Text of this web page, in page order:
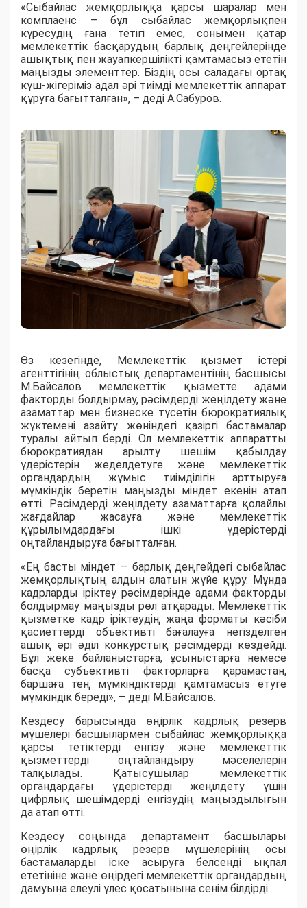
«Сыбайлас жемқорлыққа қарсы шаралар мен
комплаенс – бұл сыбайлас жемқорлықпен
күресудің ғана тетігі емес, сонымен қатар
мемлекеттік басқарудың барлық деңгейлерінде
ашықтық пен жауапкершілікті қамтамасыз ететін
маңызды элементтер. Біздің осы саладағы ортақ
күш-жігеріміз адал әрі тиімді мемлекеттік аппарат
құруға бағытталған», – деді А.Сабуров.
Өз кезегінде, Мемлекеттік қызмет істері
агенттігінің облыстық департаментінің басшысы
М.Байсалов мемлекеттік қызметте адами
факторды болдырмау, рәсімдерді жеңілдету және
азаматтар мен бизнеске түсетін бюрократиялық
жүктемені азайту жөніндегі қазіргі бастамалар
туралы айтып берді. Ол мемлекеттік аппаратты
бюрократиядан арылту шешім қабылдау
үдерістерін жеделдетуге және мемлекеттік
органдардың жұмыс тиімділігін арттыруға
мүмкіндік беретін маңызды міндет екенін атап
өтті. Рәсімдерді жеңілдету азаматтарға қолайлы
жағдайлар жасауға және мемлекеттік
құрылымдардағы ішкі үдерістерді
оңтайландыруға бағытталған.
«Ең басты міндет — барлық деңгейдегі сыбайлас
жемқорлықтың алдын алатын жүйе құру. Мұнда
кадрларды іріктеу рәсімдерінде адами факторды
болдырмау маңызды рөл атқарады. Мемлекеттік
қызметке кадр іріктеудің жаңа форматы кәсіби
қасиеттерді объективті бағалауға негізделген
ашық әрі әділ конкурстық рәсімдерді көздейді.
Бұл жеке байланыстарға, ұсыныстарға немесе
басқа субъективті факторларға қарамастан,
баршаға тең мүмкіндіктерді қамтамасыз етуге
мүмкіндік береді», – деді М.Байсалов.
Кездесу барысында өңірлік кадрлық резерв
мүшелері басшылармен сыбайлас жемқорлыққа
қарсы тетіктерді енгізу және мемлекеттік
қызметтерді оңтайландыру мәселелерін
талқылады. Қатысушылар мемлекеттік
органдардағы үдерістерді жеңілдету үшін
цифрлық шешімдерді енгізудің маңыздылығын
да атап өтті.
Кездесу соңында департамент басшылары
өңірлік кадрлық резерв мүшелерінің осы
бастамаларды іске асыруға белсенді ықпал
ететініне және өңірдегі мемлекеттік органдардың
дамуына елеулі үлес қосатынына сенім білдірді.